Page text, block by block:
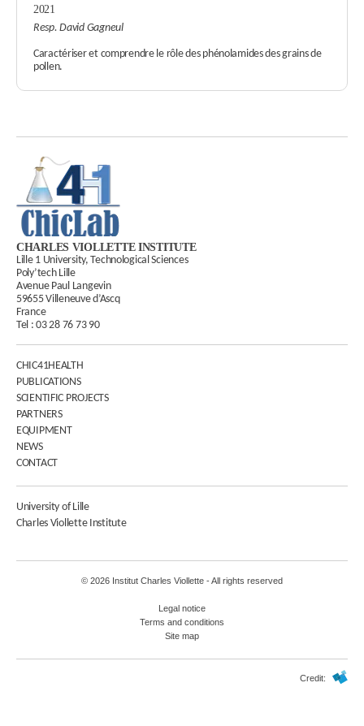
2021
Resp. David Gagneul
Caractériser et comprendre le rôle des phénolamides des grains de
pollen.
CHARLES VIOLLETTE INSTITUTE
Lille 1 University, Technological Sciences
Poly’tech Lille
Avenue Paul Langevin
59655 Villeneuve d’Ascq
France
Tel :03 28 76 73 90
CHIC41HEALTH
PUBLICATIONS
SCIENTIFIC PROJECTS
PARTNERS
EQUIPMENT
NEWS
CONTACT
University of Lille
Charles Viollette Institute
© 2026 Institut Charles Viollette - All rights reserved
Legal notice
Terms and conditions
Site map
Credit: